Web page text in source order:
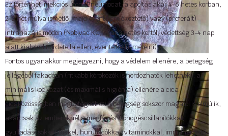
Ez történhet injekciós úton (Pneumocat, alapoltás akár 4-6 hetes korban,
2-3 hét múlva ismétlő, majd évente emlékeztető) vagy (preferált)
intranazális módon (Nobivac KC, akár 3 hetes kortól, védettség 3-4 nap
alatt kialakul Bordetella ellen, évente kell ismételni).
Fontos ugyanakkor megjegyezni, hogy a védelem ellenére, a betegség
jellegéből fakadóan (ritkább kórokozók is hordozhatók lehetnek), a
minimális kockázat (és maximális higiénia) ellenére a cica
cicaközösségben megbetegedhet. A betegség sokszor magától is elmúlik,
akárcsak az embereknél a megfázás. Köhögéscsillapítókkal,
gyulladáscsökkentőkkel, hurutoldókkal, vitaminokkal, immunerősítő